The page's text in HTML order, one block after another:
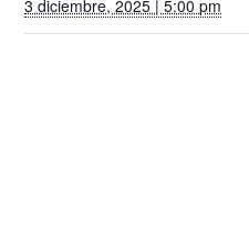
3 diciembre, 2025 | 5:00 pm